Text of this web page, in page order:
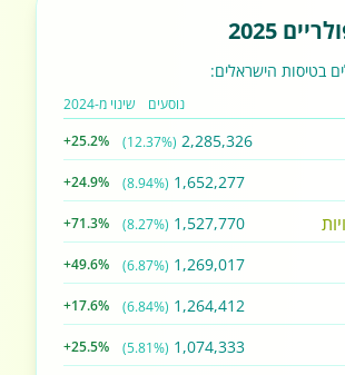
2025
בטיסות הישראלים:
נוסעים שינוי מ-2024
2,285,326
(12.37%)
+25.2%
1,652,277
(8.94%)
+24.9%
1,527,770
(8.27%)
+71.3%
1,269,017
(6.87%)
+49.6%
1,264,412
(6.84%)
+17.6%
1,074,333
(5.81%)
+25.5%